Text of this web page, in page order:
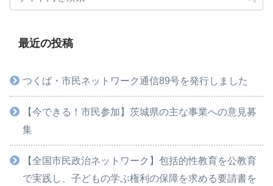
最近の投稿
つくば・市民ネットワーク通信89号を発行しました
【今できる！市民参加】茨城県の主な事業への意見募
集
【全国市民政治ネットワーク】包括的性教育を公教育
で実践し、子どもの学ぶ権利の保障を求める要請書を